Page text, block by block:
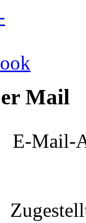
Mail
E-Mail-